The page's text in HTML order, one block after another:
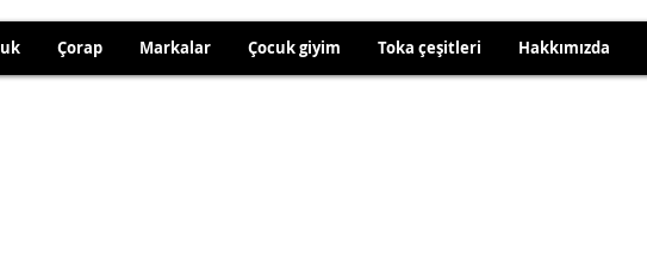
Çorap Markalar Çocuk giyim Toka çeşitleri Hakkımızda